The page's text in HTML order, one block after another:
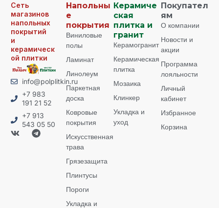
Сеть
магазинов
напольных
покрытий
и
керамическ
ой плитки
info@polplitkin.ru
+7 983
191 21 52
+7 913
543 05 50
Напольны
е
покрытия
Виниловые
полы
Ламинат
Линолеум
Паркетная
доска
Ковровые
покрытия
Искусственная
трава
Грязезащита
Плинтусы
Пороги
Укладка и
Керамиче
ская
плитка и
гранит
Керамогранит
Керамическая
плитка
Мозаика
Клинкер
Укладка и
уход
Покупател
ям
О компании
Новости и
акции
Программа
лояльности
Личный
кабинет
Избранное
Корзина